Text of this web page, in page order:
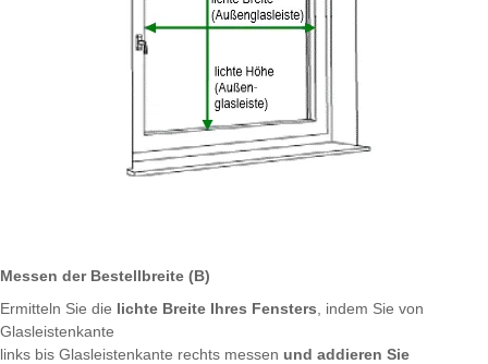
Messen der Bestellbreite (B)
Ermitteln Sie die lichte Breite Ihres Fensters , indem Sie von
Glasleistenkante
links bis Glasleistenkante rechts messen und addieren Sie